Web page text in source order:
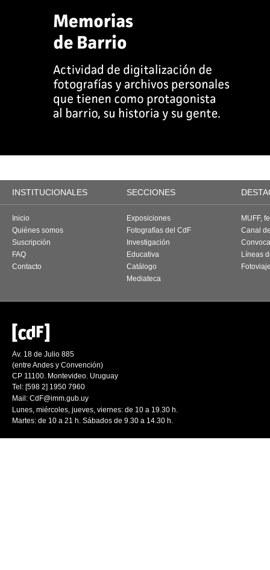
INSTITUCIONALES SECCIONES
Inicio
Quiénes somos
Suscripción
FAQ
Contacto
Exposiciones
Fotografías del CdF
Investigación
Educativa
Catálogo
Mediateca
MUFF,
Canal
Líneas
Av. 18 de Julio 885
(entre Andes y Convención)
CP 11100. Montevideo. Uruguay
Tel: [598 2] 1950 7960
Mail: CdF@imm.gub.uy
Lunes, miércoles, jueves, viernes: de 10 a 19.30 h.
Martes: de 10 a 21 h. Sábados de 9.30 a 14.30 h.